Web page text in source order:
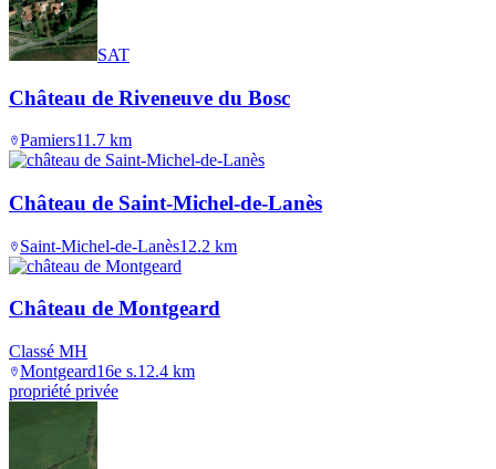
SAT
Château de Riveneuve du Bosc
Pamiers11.7 km
Château de Saint-Michel-de-Lanès
Saint-Michel-de-Lanès12.2 km
Château de Montgeard
Classé MH
Montgeard16e s.12.4 km
propriété privée